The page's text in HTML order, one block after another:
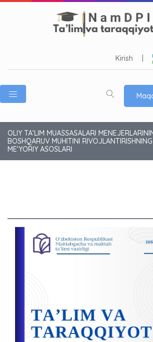
Kirish
OLIY TA‘LIM MUASSASALARI
BOSHQARUV MUHITINI
ME‘YORIY ASOSLARI